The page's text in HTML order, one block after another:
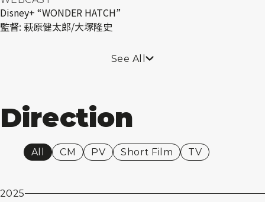
Disney+ “WONDER HATCH”
監督: 萩原健太郎/大塚隆史
See All
Direction
All CM PV Short Film TV
2025